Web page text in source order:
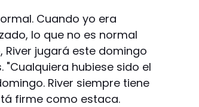
Cuando yo era
lo que no es normal
River jugará este domingo
hubiese sido el
River siempre tiene
firme como estaca.